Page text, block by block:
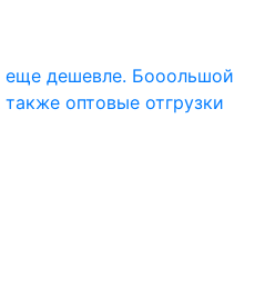
дешевле. Бооольшой
оптовые отгрузки